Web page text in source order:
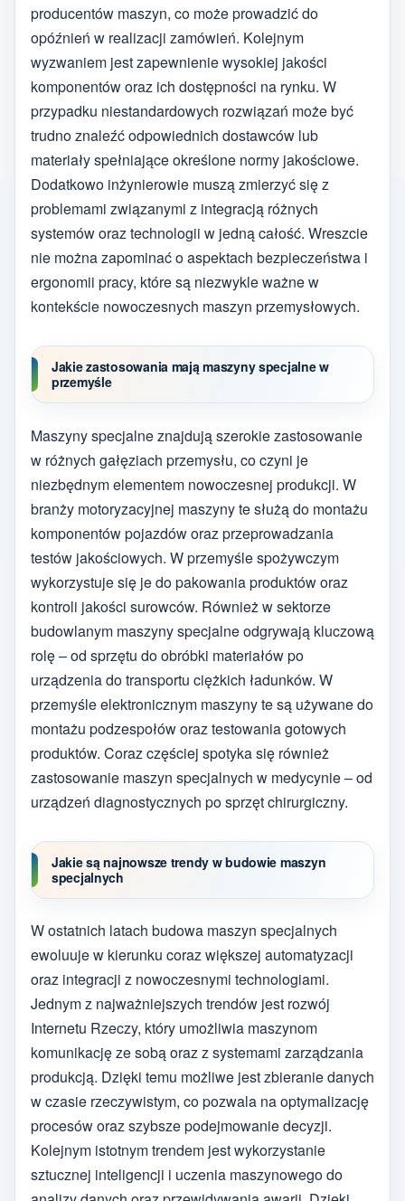
producentów maszyn, co może prowadzić do
opóźnień w realizacji zamówień. Kolejnym
wyzwaniem jest zapewnienie wysokiej jakości
komponentów oraz ich dostępności na rynku. W
przypadku niestandardowych rozwiązań może być
trudno znaleźć odpowiednich dostawców lub
materiały spełniające określone normy jakościowe.
Dodatkowo inżynierowie muszą zmierzyć się z
problemami związanymi z integracją różnych
systemów oraz technologii w jedną całość. Wreszcie
nie można zapominać o aspektach bezpieczeństwa i
ergonomii pracy, które są niezwykle ważne w
kontekście nowoczesnych maszyn przemysłowych.
Jakie zastosowania mają maszyny specjalne w
przemyśle
Maszyny specjalne znajdują szerokie zastosowanie
w różnych gałęziach przemysłu, co czyni je
niezbędnym elementem nowoczesnej produkcji. W
branży motoryzacyjnej maszyny te służą do montażu
komponentów pojazdów oraz przeprowadzania
testów jakościowych. W przemyśle spożywczym
wykorzystuje się je do pakowania produktów oraz
kontroli jakości surowców. Również w sektorze
budowlanym maszyny specjalne odgrywają kluczową
rolę – od sprzętu do obróbki materiałów po
urządzenia do transportu ciężkich ładunków. W
przemyśle elektronicznym maszyny te są używane do
montażu podzespołów oraz testowania gotowych
produktów. Coraz częściej spotyka się również
zastosowanie maszyn specjalnych w medycynie – od
urządzeń diagnostycznych po sprzęt chirurgiczny.
Jakie są najnowsze trendy w budowie maszyn
specjalnych
W ostatnich latach budowa maszyn specjalnych
ewoluuje w kierunku coraz większej automatyzacji
oraz integracji z nowoczesnymi technologiami.
Jednym z najważniejszych trendów jest rozwój
Internetu Rzeczy, który umożliwia maszynom
komunikację ze sobą oraz z systemami zarządzania
produkcją. Dzięki temu możliwe jest zbieranie danych
w czasie rzeczywistym, co pozwala na optymalizację
procesów oraz szybsze podejmowanie decyzji.
Kolejnym istotnym trendem jest wykorzystanie
sztucznej inteligencji i uczenia maszynowego do